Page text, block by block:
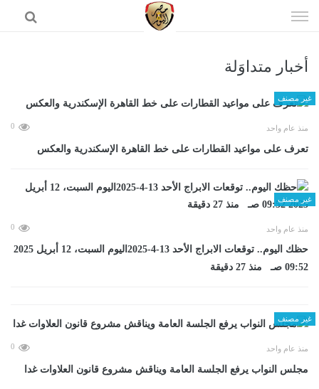
الى
أخبار متداوَلة
غير مصنف
منذ عام واحد 0
تعرف على مواعيد القطارات على خط القاهرة الإسكندرية والعكس
غير مصنف
منذ عام واحد 0
حظك اليوم.. توقعات الابراج الأحد 13-4-2025اليوم السبت، 12 أبريل 2025
09:52 صـ منذ 27 دقيقة
غير مصنف
منذ عام واحد 0
مجلس النواب يرفع الجلسة العامة ويناقش مشروع قانون العلاوات غدا